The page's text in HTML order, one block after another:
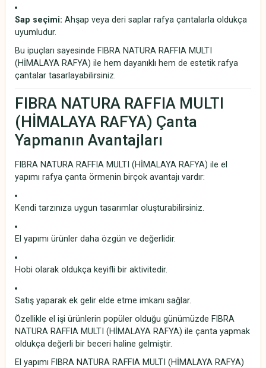
Sap seçimi: Ahşap veya deri saplar rafya çantalarla oldukça
uyumludur.
Bu ipuçları sayesinde FIBRA NATURA RAFFIA MULTI
(HİMALAYA RAFYA) ile hem dayanıklı hem de estetik rafya
çantalar tasarlayabilirsiniz.
FIBRA NATURA RAFFIA MULTI
(HİMALAYA RAFYA) Çanta
Yapmanın Avantajları
FIBRA NATURA RAFFIA MULTI (HİMALAYA RAFYA) ile el
yapımı rafya çanta örmenin birçok avantajı vardır:
Kendi tarzınıza uygun tasarımlar oluşturabilirsiniz.
El yapımı ürünler daha özgün ve değerlidir.
Hobi olarak oldukça keyifli bir aktivitedir.
Satış yaparak ek gelir elde etme imkanı sağlar.
Özellikle el işi ürünlerin popüler olduğu günümüzde FIBRA
NATURA RAFFIA MULTI (HİMALAYA RAFYA) ile çanta yapmak
oldukça değerli bir beceri haline gelmiştir.
El yapımı FIBRA NATURA RAFFIA MULTI (HİMALAYA RAFYA)